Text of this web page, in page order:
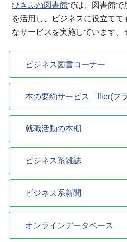
ひきふね図書館では、図書館で
を活用し、ビジネスに役立てて
なサービスを実施しています。
ビジネス図書コーナー
本の要約サービス「flier(フ
就職活動の本棚
ビジネス系雑誌
ビジネス系新聞
オンラインデータベース